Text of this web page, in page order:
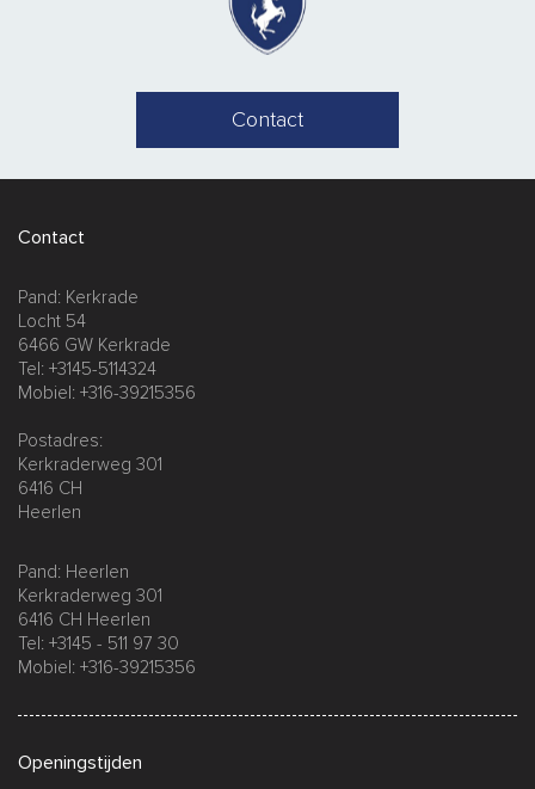
Contact
Contact
Pand: Kerkrade
Locht 54
6466 GW Kerkrade
Tel: +3145-5114324
Mobiel: +316-39215356
Postadres:
Kerkraderweg 301
6416 CH
Heerlen
Pand: Heerlen
Kerkraderweg 301
6416 CH Heerlen
Tel: +3145 - 511 97 30
Mobiel: +316-39215356
Openingstijden